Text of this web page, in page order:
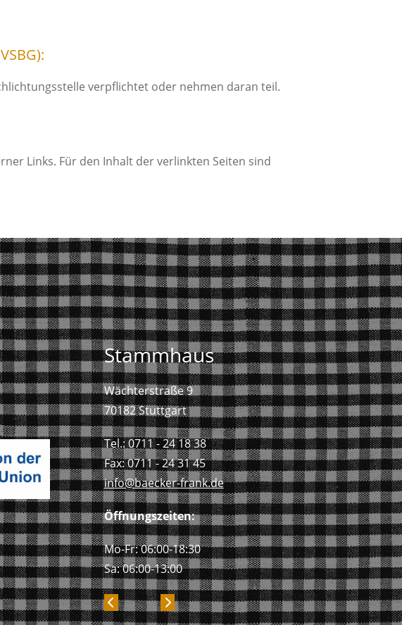
verpflichtet oder nehmen daran teil.
Links. Für den Inhalt der verlinkten Seiten sind
Stammhaus
Wächterstraße 9
70182 Stuttgart
Tel.: 0711 - 24 18 38
Fax: 0711 - 24 31 45
info@baecker-frank.de
Öffnungszeiten:
Mo-Fr: 06:00-18:30
Sa: 06:00-13:00